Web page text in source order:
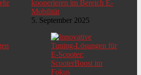
geformtrutschfest
kooperieren im Bereich E-
Mobilität
5. September 2025